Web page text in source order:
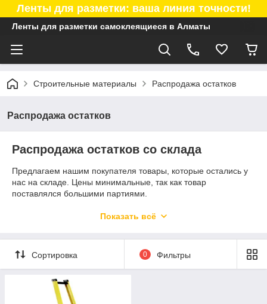
Ленты для разметки: ваша линия точности!
Ленты для разметки самоклеящиеся в Алматы
Строительные материалы Распродажа остатков
Распродажа остатков
Распродажа остатков со склада
Предлагаем нашим покупателя товары, которые остались у
нас на складе. Цены минимальные, так как товар
поставлялся большими партиями.
ответит на все Ваши вопросы.
Показать всё
Сортировка 0 Фильтры